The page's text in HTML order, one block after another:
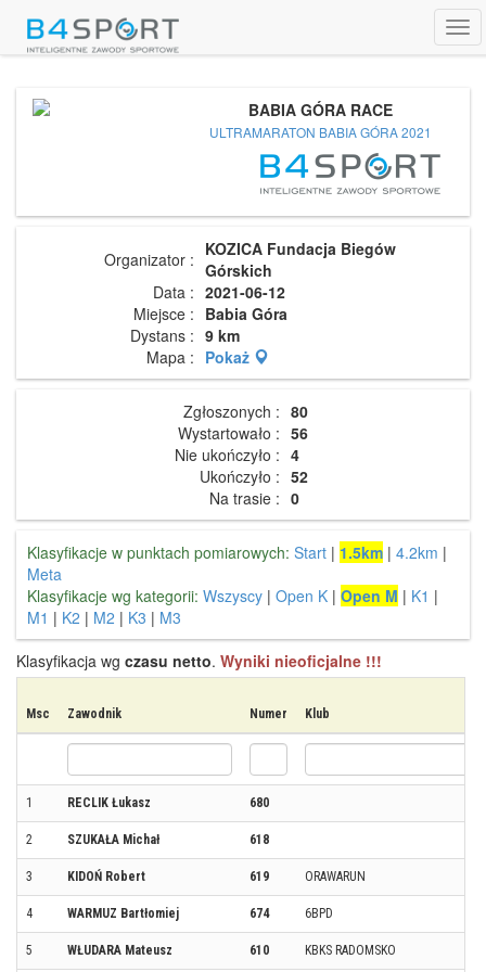
BABIA GÓRA RACE
ULTRAMARATON BABIA GÓRA 2021
Organizator : KOZICA Fundacja Biegów
Górskich
Data : 2021-06-12
Miejsce : Babia Góra
Dystans : 9 km
Mapa : Pokaż
Zgłoszonych : 80
Wystartowało : 56
Nie ukończyło : 4
Ukończyło : 52
Na trasie : 0
Klasyfikacje w punktach pomiarowych: Start | 1.5km | 4.2km |
Meta
Klasyfikacje wg kategorii: Wszyscy | Open K | Open M | K1 |
M1 | K2 | M2 | K3 | M3
Klasyfikacja wg czasu netto. Wyniki nieoficjalne !!!
Msc Zawodnik Numer Klub
1 RECLIK Łukasz 680
2 SZUKAŁA Michał 618
3 KIDOŃ Robert 619 ORAWARUN
4 WARMUZ Bartłomiej 674 6BPD
5 WŁUDARA Mateusz 610 KBKS RADOMSKO